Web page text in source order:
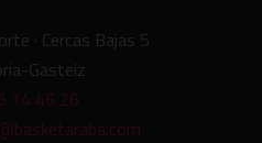
· Cercas Bajas 5
Gasteiz
14 46 26